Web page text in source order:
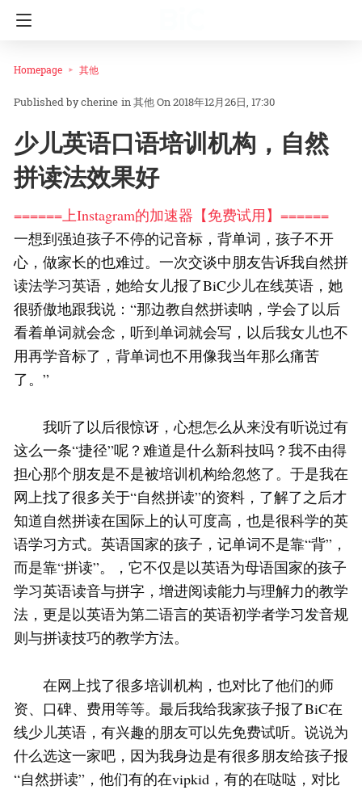
Homepage 其他
cherine in其他On 2018年12月26日, 17:30
少儿英语口语培训机构，自然
拼读法效果好
======上Instagram的加速器【免费试用】======
一想到强迫孩子不停的记音标，背单词，孩子不开
心，做家长的也难过。一次交谈中朋友告诉我自然拼
读法学习英语，她给女儿报了BiC少儿在线英语，她
很骄傲地跟我说：“那边教自然拼读呐，学会了以后
看着单词就会念，听到单词就会写，以后我女儿也不
用再学音标了，背单词也不用像我当年那么痛苦
了。”
我听了以后很惊讶，心想怎么从来没有听说过有
这么一条“捷径”呢？难道是什么新科技吗？我不由得
担心那个朋友是不是被培训机构给忽悠了。于是我在
网上找了很多关于“自然拼读”的资料，了解了之后才
知道自然拼读在国际上的认可度高，也是很科学的英
语学习方式。英语国家的孩子，记单词不是靠“背”，
而是靠“拼读”。，它不仅是以英语为母语国家的孩子
学习英语读音与拼字，增进阅读能力与理解力的教学
法，更是以英语为第二语言的英语初学者学习发音规
则与拼读技巧的教学方法。
在网上找了很多培训机构，也对比了他们的师
资、口碑、费用等等。最后我给我家孩子报了BiC在
线少儿英语，有兴趣的朋友可以先免费试听。说说为
什么选这一家吧，因为我身边是有很多朋友给孩子报
“自然拼读”，他们有的在vipkid，有的在哒哒，对比